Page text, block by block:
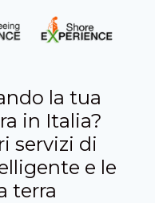
la tua
in Italia?
servizi di
e le
terra